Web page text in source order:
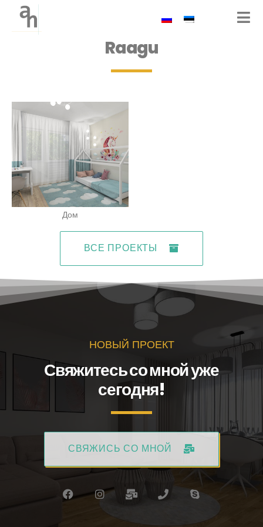
Raagu
Дом
ВСЕ ПРОЕКТЫ
НОВЫЙ ПРОЕКТ
Свяжитесь со мной уже
сегодня!
СВЯЖИСЬ СО МНОЙ